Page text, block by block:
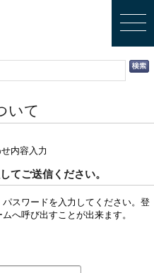
いて
てご送信ください。
スワードを入力してください。登
へ呼び出すことが出来ます。